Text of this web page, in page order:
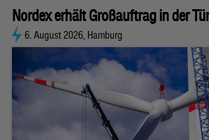
Nordex erhält Großauftrag in der
6. August 2026, Hamburg